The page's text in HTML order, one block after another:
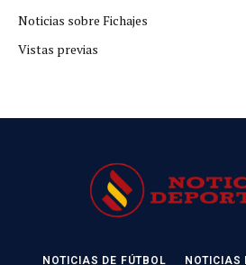
Noticias sobre Fichajes
Vistas previas
NOTICIAS DE FÚTBOL NOTICIAS